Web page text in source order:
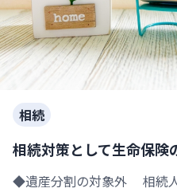
相続
相続対策として生命保険
◆遺産分割の対象外 相続